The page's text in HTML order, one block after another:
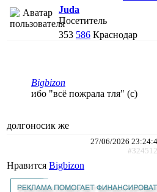
Juda
Посетитель
353 586 Краснодар
Bigbizon
ибо "всё пожрала тля" (с)
долгоносик же
27/06/2026
Нравится Bigbizon